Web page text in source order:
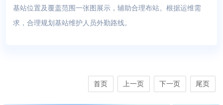
基站位置及覆盖范围一张图展示，辅助合理布站。根据运维需
求，合理规划基站维护人员外勤路线。
首页 上一页 下一页 尾页